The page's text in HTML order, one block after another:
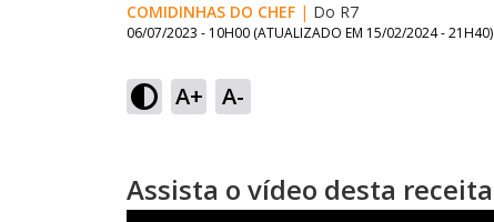
COMIDINHAS DO CHEF | Do R7
06/07/2023 - 10H00 (ATUALIZADO EM 15/02/2024 - 21H40)
A+ A-
Assista o vídeo desta receita